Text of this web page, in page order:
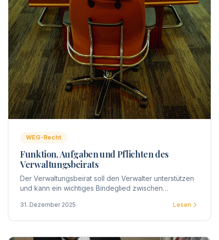
WEG-Recht
Funktion, Aufgaben und Pflichten des
Verwaltungsbeirats
Der Verwaltungsbeirat soll den Verwalter unterstützen
und kann ein wichtiges Bindeglied zwischen
zwingend vorgeschrieben ist die Wahl eines Beirats
31. Dezember 2025 Lesen